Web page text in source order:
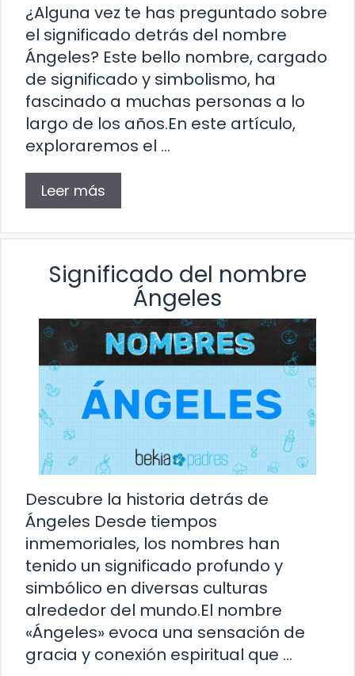
¿Alguna vez te has preguntado sobre
el significado detrás del nombre
Ángeles? Este bello nombre, cargado
de significado y simbolismo, ha
fascinado a muchas personas a lo
largo de los años.En este artículo,
exploraremos el …
Leer más
Significado del nombre
Ángeles
Descubre la historia detrás de
Ángeles Desde tiempos
inmemoriales, los nombres han
tenido un significado profundo y
simbólico en diversas culturas
alrededor del mundo.El nombre
«Ángeles» evoca una sensación de
gracia y conexión espiritual que …